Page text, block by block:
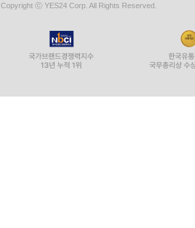
Copyright ⓒ YES24 Corp. All Rights Reserved.